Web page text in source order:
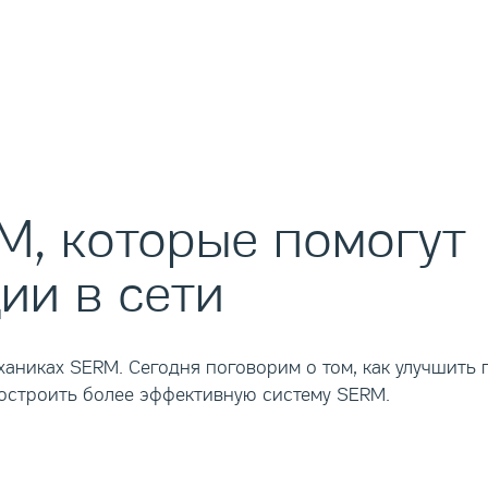
которые помогут
в сети
SERM. Сегодня поговорим о том, как
более эффективную систему SERM.